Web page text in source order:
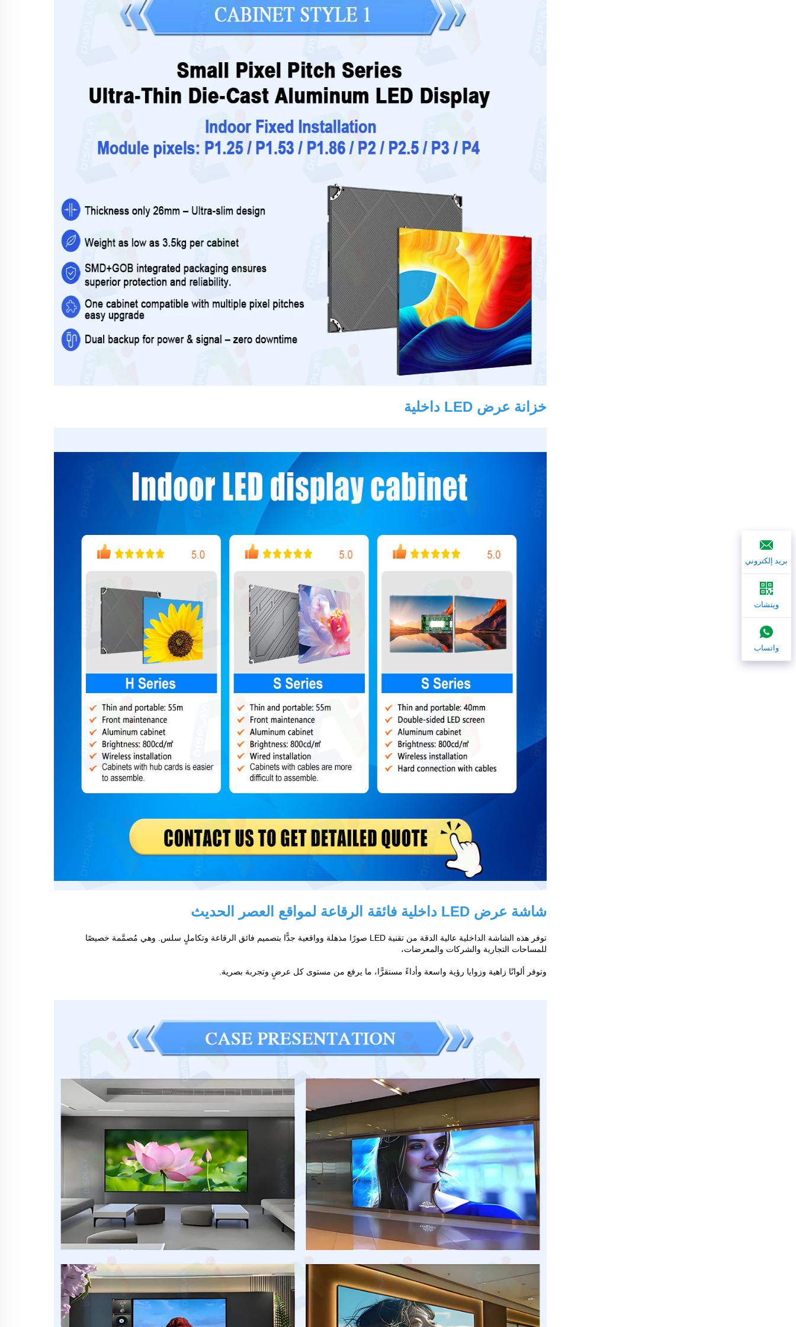
خزانة عرض LED داخلية
شاشة عرض LED داخلية فائقة الرقاعة لمواقع العصر الحديث
توفر هذه الشاشة الداخلية عالية الدقة من تقنية LED صورًا مذهلة وواقعية جدًّا بتصميم فائق الرقاعة وتكاملٍ سلس. وهي مُصمَّمة خصيصًا
للمساحات التجارية والشركات والمعرضات،
وتوفر ألوانًا زاهية وزوايا رؤية واسعة وأداءً مستقرًّا، ما يرفع من مستوى كل عرضٍ وتجربة بصرية.
بريد إلكتروني
ويتشات
واتساب